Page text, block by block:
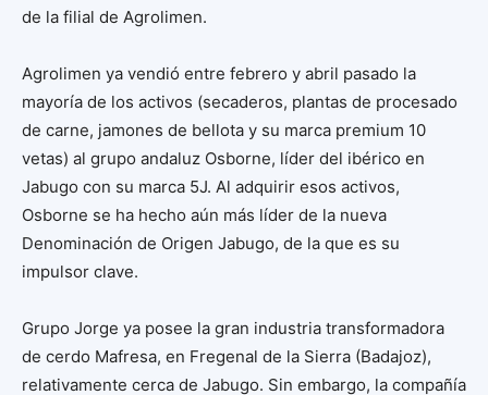
de la filial de Agrolimen.
Agrolimen ya vendió entre febrero y abril pasado la
mayoría de los activos (secaderos, plantas de procesado
de carne, jamones de bellota y su marca premium 10
vetas) al grupo andaluz Osborne, líder del ibérico en
Jabugo con su marca 5J. Al adquirir esos activos,
Osborne se ha hecho aún más líder de la nueva
Denominación de Origen Jabugo, de la que es su
impulsor clave.
Grupo Jorge ya posee la gran industria transformadora
de cerdo Mafresa, en Fregenal de la Sierra (Badajoz),
relativamente cerca de Jabugo. Sin embargo, la compañía